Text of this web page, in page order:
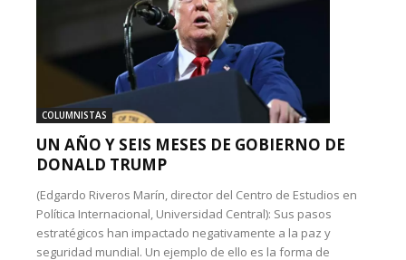
COLUMNISTAS
UN AÑO Y SEIS MESES DE GOBIERNO DE
DONALD TRUMP
(Edgardo Riveros Marín, director del Centro de Estudios en
Política Internacional, Universidad Central): Sus pasos
estratégicos han impactado negativamente a la paz y
seguridad mundial. Un ejemplo de ello es la forma de